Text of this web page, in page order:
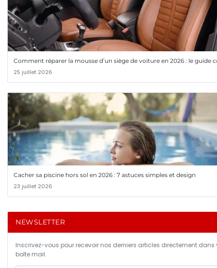
Comment réparer la mousse d’un siège de voiture en 2026 : le guide
25 juillet 2026
Cacher sa piscine hors sol en 2026 : 7 astuces simples et design
23 juillet 2026
NEWSLETTER
Inscrivez-vous pour recevoir nos derniers articles directement dans
boîte mail.